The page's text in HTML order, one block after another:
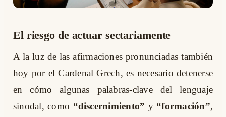
El riesgo de actuar sectariamente
A la luz de las afirmaciones pronunciadas también
hoy por el Cardenal Grech, es necesario detenerse
en cómo algunas palabras-clave del lenguaje
sinodal, como “discernimiento” y “formación”,